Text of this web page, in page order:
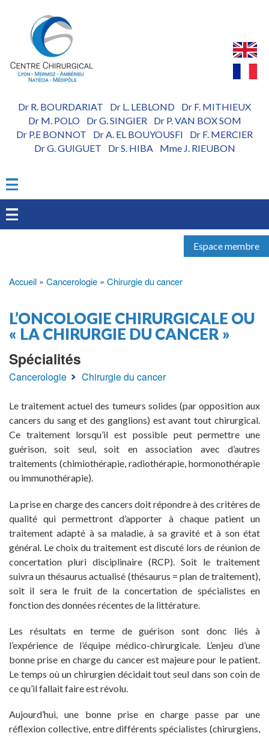
Dr R. BOURDARIAT Dr L. LEBLOND
Dr F. MITHIEUX
Dr M. POLO- Dr G. SINGIER- Dr P. VAN BOX SOM
Dr P.E BONNOT
Dr A. EL BOUYOUSFI
Dr F. MERCIER
Dr G. GUIGUET
Dr S. HIBA- Mme J. RIEUBON
Espace membre
d'Ariane
Accueil Cancerologie Chirurgie du cancer
L’ONCOLOGIE CHIRURGICALE OU
« LA CHIRURGIE DU CANCER »
Spécialités
Cancerologie Chirurgie du cancer
Le traitement actuel des tumeurs solides (par opposition aux
cancers du sang et des ganglions) est avant tout chirurgical.
Ce traitement lorsqu’il est possible peut permettre une
guérison, soit seul, soit en association avec d’autres
traitements (chimiothérapie, radiothérapie, hormonothérapie
ou immunothérapie).
La prise en charge des cancers doit répondre à des critères de
qualité qui permettront d’apporter à chaque patient un
traitement adapté à sa maladie, à sa gravité et à son état
général. Le choix du traitement est discuté lors de réunion de
concertation pluri disciplinaire (RCP). Soit le traitement
suivra un thésaurus actualisé (thésaurus = plan de traitement),
soit il sera le fruit de la concertation de spécialistes en
fonction des données récentes de la littérature.
Les résultats en terme de guérison sont donc liés à
l’expérience de l’équipe médico-chirurgicale. L’enjeu d’une
bonne prise en charge du cancer est majeure pour le patient.
Le temps où un chirurgien décidait tout seul dans son coin de
ce qu’il fallait faire est révolu.
Aujourd’hui, une bonne prise en charge passe par une
réflexion collective, entre différents spécialistes (chirurgiens,